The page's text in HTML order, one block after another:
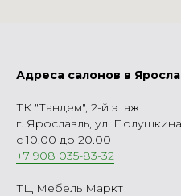
Адреса салонов в
ТК "Тандем", 2-й этаж
г. Ярославль, ул.
с 10.00 до 20.00
+7 908 035-83-32
ТЦ Мебель Маркт